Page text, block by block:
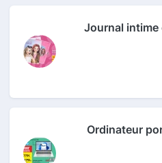
Journal intime
Ordinateur